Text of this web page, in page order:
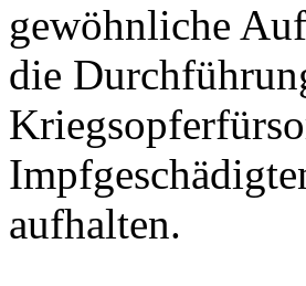
gewöhnliche
die
aufhalten.